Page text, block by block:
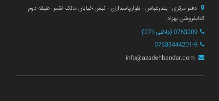
دفتر مرکزی : بندرعباس - بلوارپاسداران - نبش خیابان مالک اشتر -طبقه دوم
کتابفروشی بهزاد
0763209 (داخلی 271)
07633444201-9
info@azadehbandar.com